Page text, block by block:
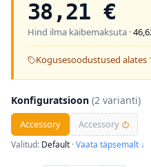
38,21 €
Hind ilma käibemaksuta ·
Kogusesoodustused
Konfiguratsioon (2 varianti)
Accessory Accessory ⏱
Valitud: Default ·Vaata täpsemalt ↓